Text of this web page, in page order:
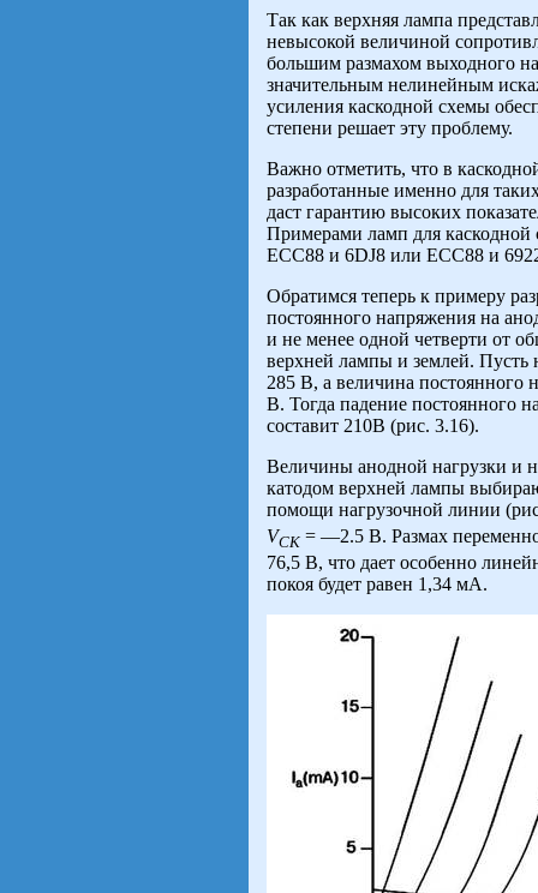
Так как верхняя лампа
невысокой величиной
большим размахом выходного
значительным нелинейным
усиления каскодной схемы
степени решает эту проблему.
Важно отметить, что в
разработанные именно для
даст гарантию высоких
Примерами ламп для
ЕСС88 и 6DJ8 или ЕСС88 и
Обратимся теперь к примеру
постоянного напряжения на
и не менее одной четверти от
верхней лампы и землей. Пусть
285 В, а величина постоянного
В. Тогда падение постоянного
составит 210В (рис. 3.16).
Величины анодной нагрузки и
катодом верхней лампы
помощи нагрузочной линии
VCK = —2.5 В. Размах
76,5 В, что дает особенно
покоя будет равен 1,34 мА.